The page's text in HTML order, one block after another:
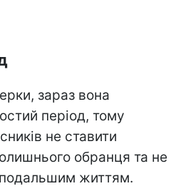
зараз вона
період, тому
не ставити
обранця та не
подальшим життям.